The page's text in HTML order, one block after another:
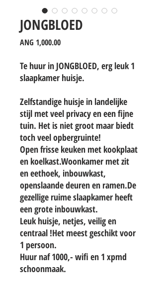
JONGBLOED
ANG 1,000.00Price
Te huur in JONGBLOED, erg leuk 1
slaapkamer huisje.
Zelfstandige huisje in landelijke
stijl met veel privacy en een fijne
tuin. Het is niet groot maar biedt
toch veel opbergruinte!
Open frisse keuken met kookplaat
en koelkast.Woonkamer met zit
en eethoek, inbouwkast,
openslaande deuren en ramen.De
gezellige ruime slaapkamer heeft
een grote inbouwkast.
Leuk huisje, netjes, veilig en
centraal !Het meest geschikt voor
1 persoon.
Huur naf 1000,- wifi en 1 xpmd
schoonmaak.